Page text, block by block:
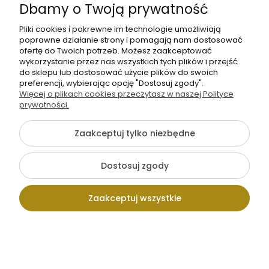
Dziewczyny w
kolorowych
kropkach [6-8]
− + mb
Dziewczyny w
kokardach na
niebieskim tle
[6-8]
− + mb
SOFTSHELL
WODOODPORNY
kolorowych
okularach,
nasycone
Na zamówienie
− + mb
SOFTSHELL
WODOODPORNY
K-POP
Dziewczyny w w
koczkach na
żółto-
pomarańczowym
55,00 zł
Na zamówienie
− + mb
Dbamy o Twoją prywatność
Pliki cookies i pokrewne im technologie umożliwiają
poprawne działanie strony i pomagają nam dostosować
ofertę do Twoich potrzeb. Możesz zaakceptować
wykorzystanie przez nas wszystkich tych plików i przejść
do sklepu lub dostosować użycie plików do swoich
preferencji, wybierając opcję "Dostosuj zgody".
Więcej o plikach cookies przeczytasz w naszej Polityce
prywatności.
Zaakceptuj tylko niezbędne
Dostosuj zgody
Zaakceptuj wszystkie